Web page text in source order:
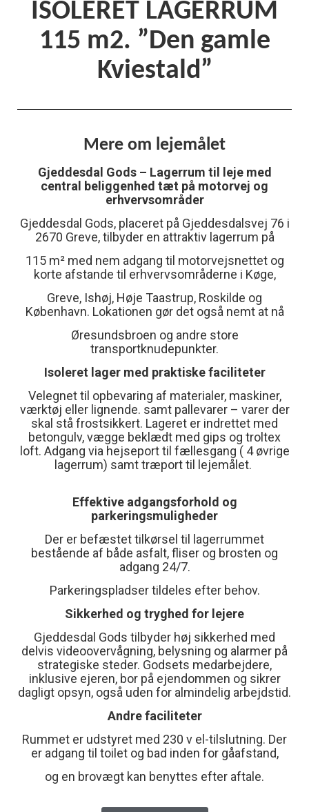
ISOLERET LAGERRUM
115 m2. ”Den gamle
Kviestald”
Mere om lejemålet
Gjeddesdal Gods – Lagerrum til leje med
central beliggenhed tæt på motorvej og
erhvervsområder
Gjeddesdal Gods, placeret på Gjeddesdalsvej 76 i
2670 Greve, tilbyder en attraktiv lagerrum på
115 m² med nem adgang til motorvejsnettet og
korte afstande til erhvervsområderne i Køge,
Greve, Ishøj, Høje Taastrup, Roskilde og
København. Lokationen gør det også nemt at nå
Øresundsbroen og andre store
transportknudepunkter.
Isoleret lager med praktiske faciliteter
Velegnet til opbevaring af materialer, maskiner,
værktøj eller lignende. samt pallevarer – varer der
skal stå frostsikkert. Lageret er indrettet med
betongulv, vægge beklædt med gips og troltex
loft. Adgang via hejseport til fællesgang ( 4 øvrige
lagerrum) samt træport til lejemålet.
Effektive adgangsforhold og
parkeringsmuligheder
Der er befæstet tilkørsel til lagerrummet
bestående af både asfalt, fliser og brosten og
adgang 24/7.
Parkeringspladser tildeles efter behov.
Sikkerhed og tryghed for lejere
Gjeddesdal Gods tilbyder høj sikkerhed med
delvis videoovervågning, belysning og alarmer på
strategiske steder. Godsets medarbejdere,
inklusive ejeren, bor på ejendommen og sikrer
dagligt opsyn, også uden for almindelig arbejdstid.
Andre faciliteter
Rummet er udstyret med 230 v el-tilslutning. Der
er adgang til toilet og bad inden for gåafstand,
og en brovægt kan benyttes efter aftale.